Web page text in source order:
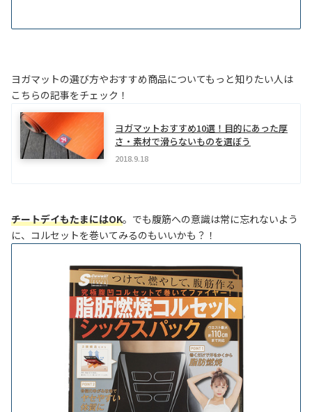
ヨガマットの選び方やおすすめ商品についてもっと知りたい人は
こちらの記事をチェック！
ヨガマットおすすめ10選！目的にあった厚
さ・素材で滑らないものを選ぼう
2018.9.18
チートデイもたまにはOK。でも腹筋への意識は常に忘れないよう
に、コルセットを巻いてみるのもいいかも？！